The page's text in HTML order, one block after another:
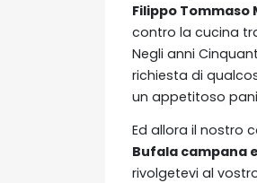
Filippo
contro la cucina
Negli anni
richiesta di
un appetitoso
Ed allora il nostro
Bufala campana
rivolgetevi al